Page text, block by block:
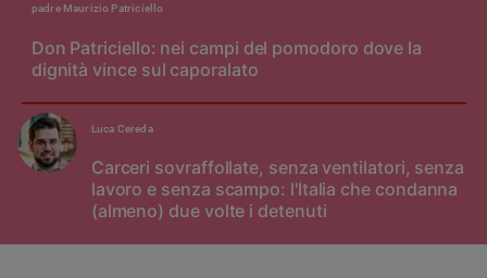
Don Patriciello: nei campi del pomodoro dove la
dignità vince sul caporalato
padre Maurizio Patriciello
Carceri sovraffollate, senza ventilatori, senza
lavoro e senza scampo: l'Italia che condanna
(almeno) due volte i detenuti
Luca Cereda